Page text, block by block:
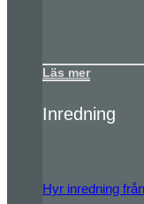
Läs mer
Inredning
Hyr inredning